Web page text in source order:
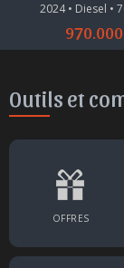
2024 • Diesel •
970.000
Outils et
OFFRES